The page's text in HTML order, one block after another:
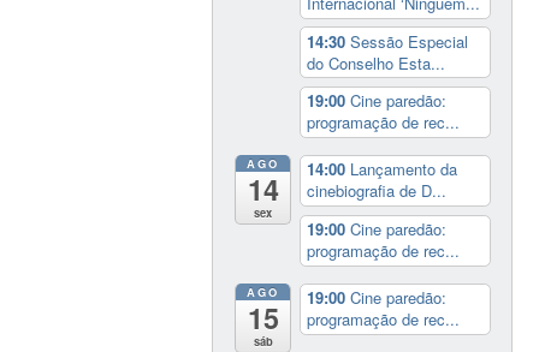
14:30Sessão Especial
do Conselho Esta...
19:00Cine paredão:
programação de rec...
AGO
14
sex
14:00 Lançamento da
cinebiografia de D...
19:00Cine paredão:
programação de rec...
AGO
15
sáb
19:00Cine paredão:
programação de rec...